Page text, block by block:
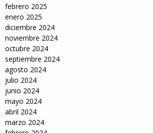
febrero 2025
enero 2025
diciembre 2024
noviembre 2024
octubre 2024
septiembre 2024
agosto 2024
julio 2024
junio 2024
mayo 2024
abril 2024
marzo 2024